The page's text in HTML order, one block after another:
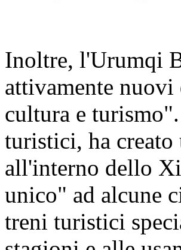
Inoltre, l'Urumqi
attivamente
cultura e
turistici, ha
all'interno dello
unico" ad alcune
treni turistici